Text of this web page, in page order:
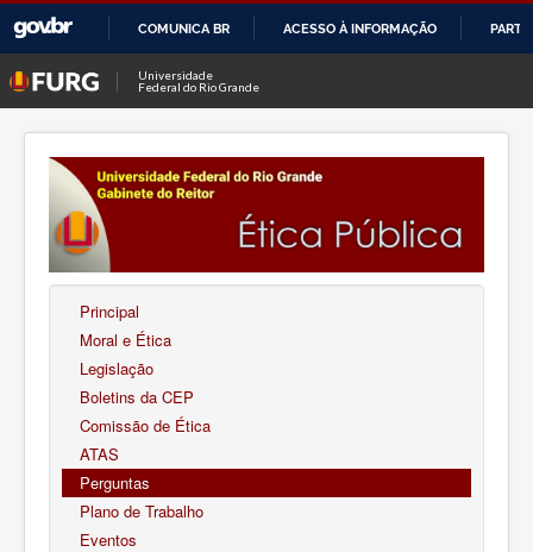
O
CONTEÚDO
COMUNICA BR ACESSO À INFORMAÇÃO
Universidade
Federal do Rio Grande
Principal
Moral e Ética
Legislação
Boletins da CEP
Comissão de Ética
ATAS
Perguntas
Plano de Trabalho
Eventos